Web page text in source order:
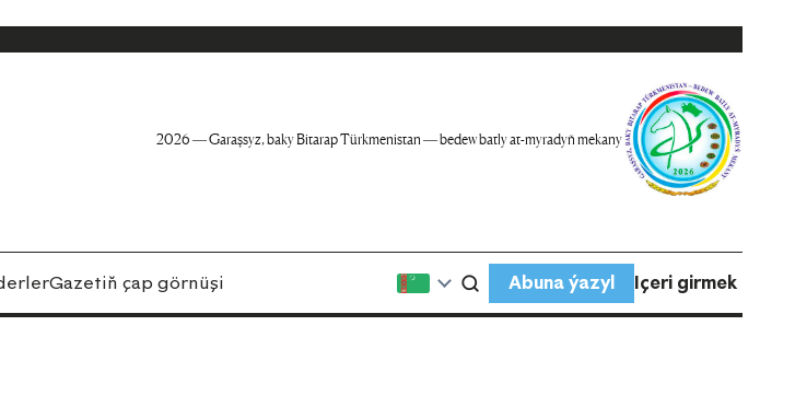
2026 — Garaşsyz, baky Bitarap Türkmenistan — bedew batly at-myradyň mekany
Gazetiň çap görnüşi Abuna ýazyl Içeri girmek